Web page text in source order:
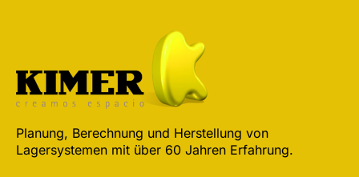
Planung, Berechnung und Herstellung von
Lagersystemen mit über 60 Jahren Erfahrung.